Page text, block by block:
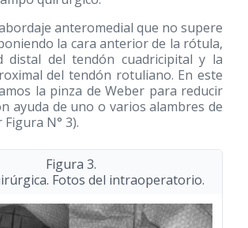
anteromedial que no supere
la cara anterior de la rótula,
distal del tendón cuadricipital y la
del tendón rotuliano. En este
la pinza de Weber para reducir
ayuda de uno o varios alambres de
N° 3).
Figura 3.
Fotos del intraoperatorio.